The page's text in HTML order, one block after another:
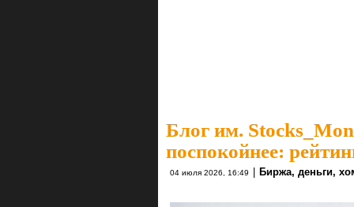
Блог им.
поспокойнее:
04 июля 2026, 16:49 Биржа, деньги,